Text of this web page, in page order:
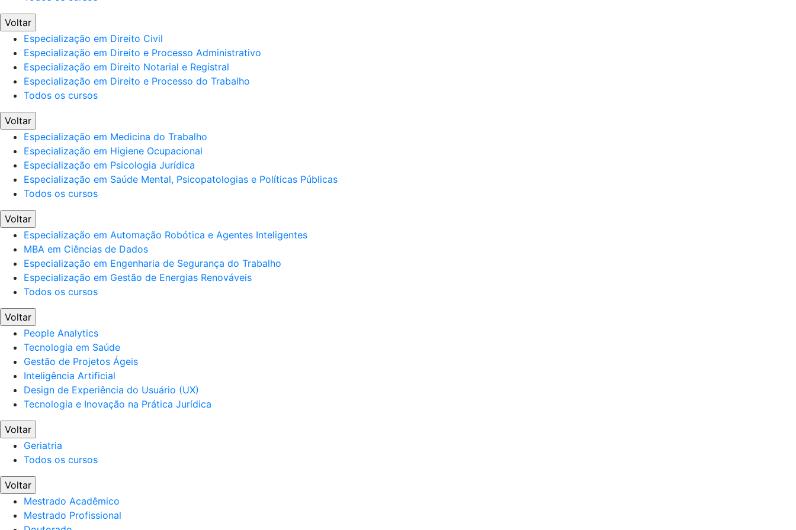
Voltar
Especialização em Direito Civil
Especialização em Direito e Processo Administrativo
Especialização em Direito Notarial e Registral
Especialização em Direito e Processo do Trabalho
Todos os cursos
Voltar
Especialização em Medicina do Trabalho
Especialização em Higiene Ocupacional
Especialização em Psicologia Jurídica
Especialização em Saúde Mental, Psicopatologias e Políticas Públicas
Todos os cursos
Voltar
Especialização em Automação Robótica e Agentes Inteligentes
MBA em Ciências de Dados
Especialização em Engenharia de Segurança do Trabalho
Especialização em Gestão de Energias Renováveis
Todos os cursos
Voltar
People Analytics
Tecnologia em Saúde
Gestão de Projetos Ágeis
Inteligência Artificial
Design de Experiência do Usuário (UX)
Tecnologia e Inovação na Prática Jurídica
Voltar
Geriatria
Todos os cursos
Voltar
Mestrado Acadêmico
Mestrado Profissional